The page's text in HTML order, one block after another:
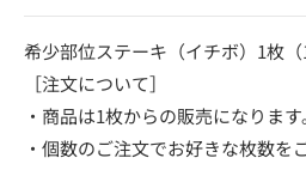
希少部位ステーキ（イチボ）1枚（
［注文について］
・商品は1枚からの販売になります
・個数のご注文でお好きな枚数を